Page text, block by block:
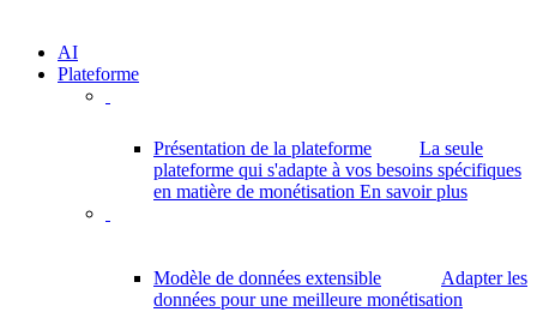
AI
Plateforme
Présentation de la plateforme
La seule
plateforme qui s'adapte à vos besoins spécifiques
en matière de monétisation En savoir plus
Modèle de données extensible
Adapter les
données pour une meilleure monétisation